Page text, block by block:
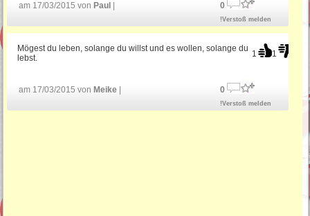
am 17/03/2015 von Paul 0
!Verstoß melden
1 1
Mögest du leben, solange du willst und es wollen, solange du
lebst.
am 17/03/2015 von Meike 0
!Verstoß melden